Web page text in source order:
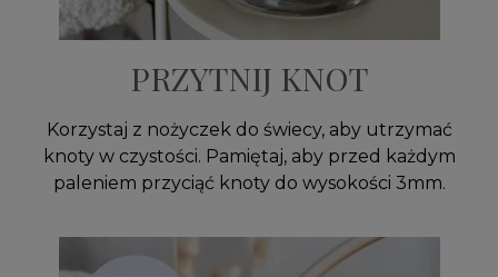
PRZYTNIJ KNOT
Korzystaj z nożyczek do świecy, aby utrzymać
knoty w czystości. Pamiętaj, aby przed każdym
paleniem przyciąć knoty do wysokości 3mm.